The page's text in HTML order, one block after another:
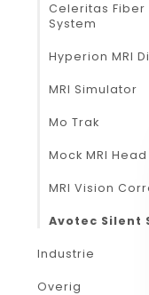
Celeritas Fiber
System
Hyperion MRI
MRI Simulator
Mo Trak
Mock MRI
MRI Vision
Avotec Silent
Industrie
Overig